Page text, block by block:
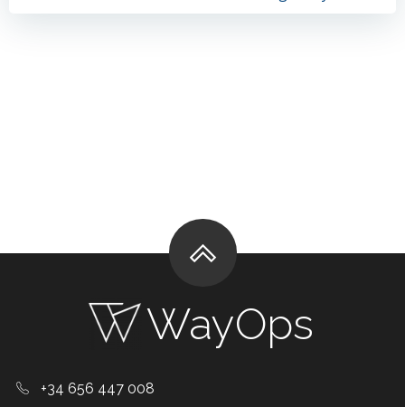
WayOps
+34 656 447 008